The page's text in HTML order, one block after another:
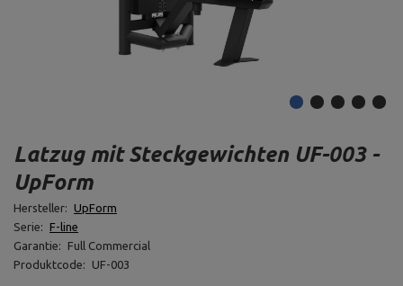
Latzug mit Steckgewichten UF-003 -
UpForm
Hersteller: UpForm
Serie: F-line
Garantie:
Full Commercial
Produktcode:
UF-003